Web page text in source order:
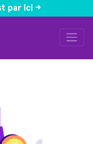
par ici ->